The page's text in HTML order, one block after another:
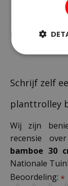
Recensies
Schrijf zelf
planttrolley
Wij zijn
recensie
bamboe 30
Nationale
Beoordeling: *